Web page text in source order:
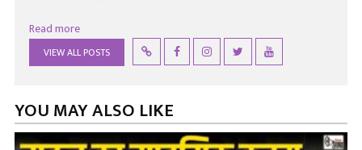
Read more
VIEW ALL POSTS
YOU MAY ALSO LIKE